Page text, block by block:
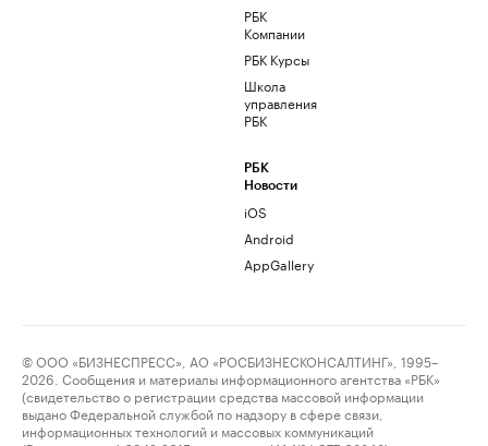
РБК
Компании
РБК Курсы
Школа
управления
РБК
РБК
Новости
iOS
Android
AppGallery
© ООО «БИЗНЕСПРЕСС», АО «РОСБИЗНЕСКОНСАЛТИНГ», 1995–
2026. Сообщения и материалы информационного агентства «РБК»
(свидетельство о регистрации средства массовой информации
выдано Федеральной службой по надзору в сфере связи,
информационных технологий и массовых коммуникаций